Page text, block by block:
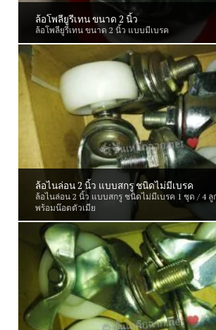
ล้อโพลียูรีเทน ขนาด 2 นิ้ว
ล้อโพลียูรีเทน ขนาด 2 นิ้ว แบบมีเบรค
ล้อไนล่อน 2 นิ้ว แบบสกรู ชนิดไม่มีเบรค
ล้อไนล่อน 2 นิ้ว แบบสกรู ชนิดไม่มีเบรค 1 ชุด / 4 ลู
พร้อมน๊อตตัวเมีย